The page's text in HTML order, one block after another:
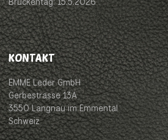
KONTAKT
EMME Leder GmbH
Gerbestrasse 13A
3550 Langnau im Emmental
Schweiz